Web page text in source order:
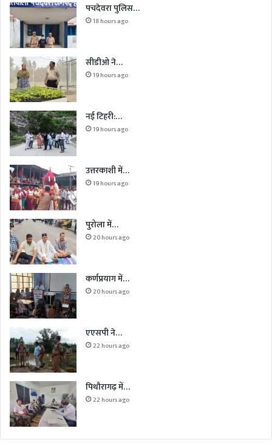
पचदेवरा पुलिस…
18 hours ago
सीडीओ ने…
19 hours ago
नई टिहरी:…
19 hours ago
उत्तरकाशी में…
19 hours ago
पुरोला में…
20 hours ago
कर्णप्रयाग में…
20 hours ago
एएसपी ने…
22 hours ago
पिथौरागढ़ में…
22 hours ago